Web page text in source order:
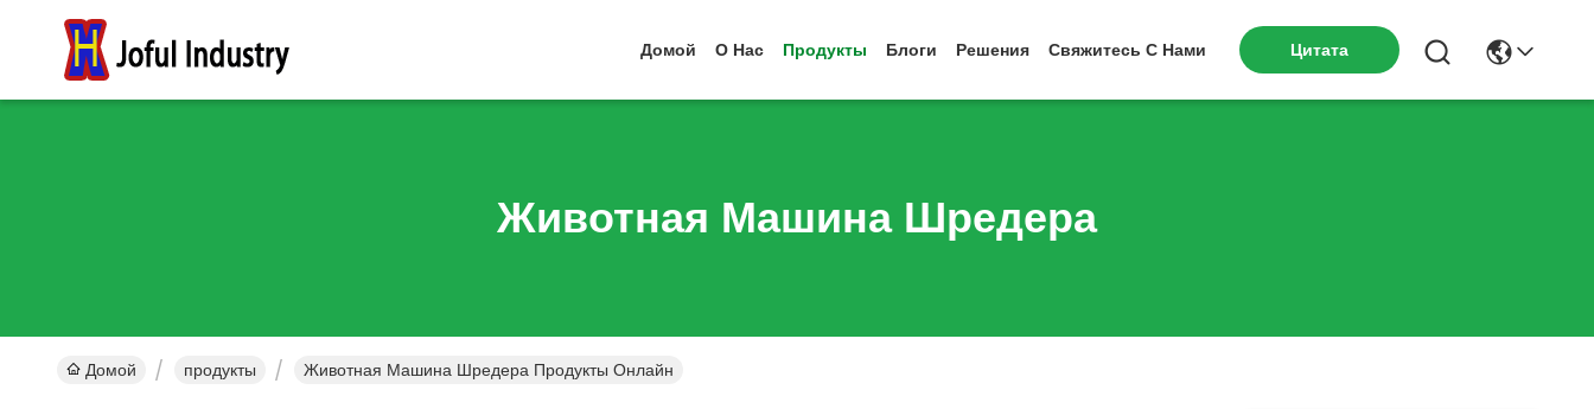
Домой О Нас Продукты Блоги Решения Свяжитесь С Нами Цитата
Животная Машина Шредера
Домой продукты Животная Машина Шредера Продукты Онлайн